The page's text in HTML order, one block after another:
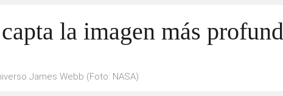
la imagen más
James Webb (Foto: NASA)